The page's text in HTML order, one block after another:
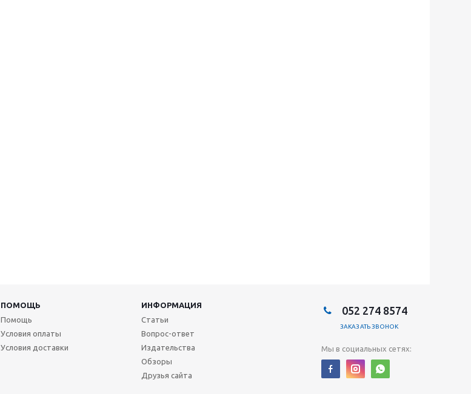
ПОМОЩЬ
ИНФОРМАЦИЯ
Помощь
Условия оплаты
Условия доставки
Статьи
Вопрос-ответ
Издательства
Обзоры
Друзья сайта
052 274 8574
ЗАКАЗАТЬ ЗВОНОК
Мы в социальных сетях: